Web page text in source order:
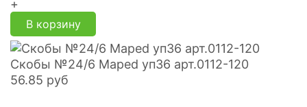
+
В корзину
Скобы №24/6 Maped уп36 арт.0112-120
56.85 руб